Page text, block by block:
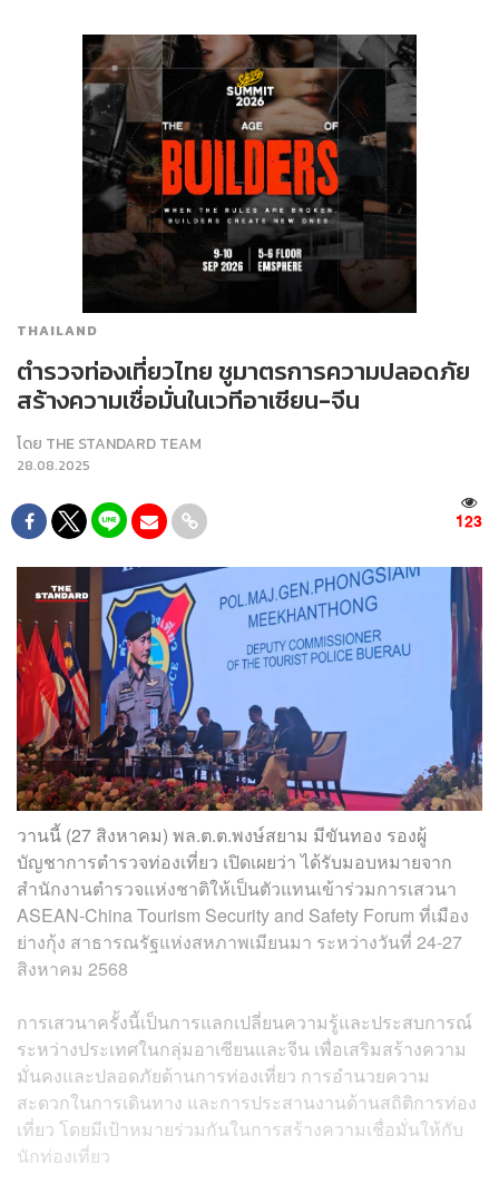
THAILAND
ตำรวจท่องเที่ยวไทย ชูมาตรการความปลอดภัย
สร้างความเชื่อมั่นในเวทีอาเซียน-จีน
โดย THE STANDARD TEAM
28.08.2025
123
วานนี้ (27 สิงหาคม) พล.ต.ต.พงษ์สยาม มีขันทอง รองผู้
บัญชาการตำรวจท่องเที่ยว เปิดเผยว่า ได้รับมอบหมายจาก
สำนักงานตำรวจแห่งชาติให้เป็นตัวแทนเข้าร่วมการเสวนา
ASEAN-China Tourism Security and Safety Forum ที่เมือง
ย่างกุ้ง สาธารณรัฐแห่งสหภาพเมียนมา ระหว่างวันที่ 24-27
สิงหาคม 2568
การเสวนาครั้งนี้เป็นการแลกเปลี่ยนความรู้และประสบการณ์
ระหว่างประเทศในกลุ่มอาเซียนและจีน เพื่อเสริมสร้างความ
มั่นคงและปลอดภัยด้านการท่องเที่ยว การอำนวยความ
สะดวกในการเดินทาง และการประสานงานด้านสถิติการท่อง
เที่ยว โดยมีเป้าหมายร่วมกันในการสร้างความเชื่อมั่นให้กับ
นักท่องเที่ยว